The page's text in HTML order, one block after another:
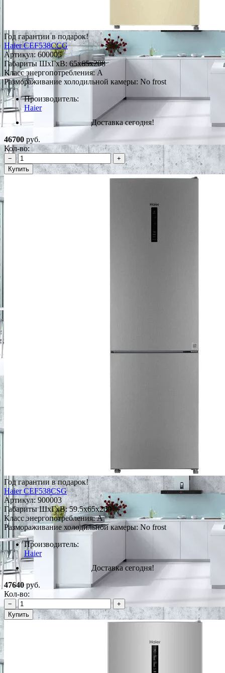
Год гарантии в подарок!
Haier CEF538CCG
Артикул:600005
Габариты ШxГxВ: 65x65x208
Класс энергопотребления: А
Размораживание холодильной камеры: No frost
Производитель:
Haier
Доставка сегодня!
46700 руб.
Кол-во:
−
+
Купить
Год гарантии в подарок!
Haier CEF538CSG
Артикул:900003
Габариты ШxГxВ: 59.5x65x200
Класс энергопотребления: А
Размораживание холодильной камеры: No frost
Производитель:
Haier
Доставка сегодня!
47640руб.
Кол-во:
−
+
Купить